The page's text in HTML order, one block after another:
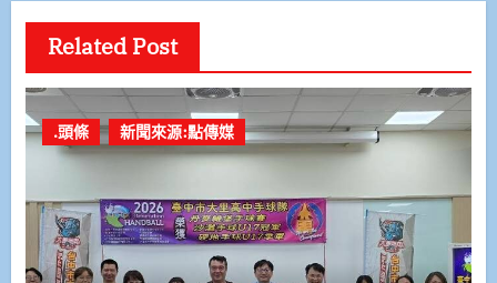
Related Post
.頭條 新聞來源:點傳媒